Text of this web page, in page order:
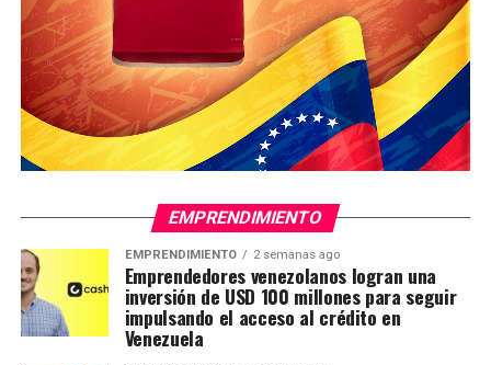
EMPRENDIMIENTO
EMPRENDIMIENTO 2 semanas ago
Emprendedores venezolanos logran una
inversión de USD 100 millones para seguir
impulsando el acceso al crédito en
Venezuela